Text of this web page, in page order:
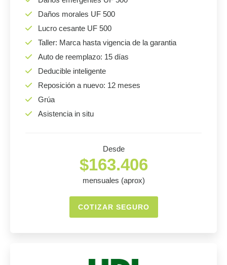
Daños morales UF 500
Lucro cesante UF 500
Taller: Marca hasta vigencia de la garantia
Auto de reemplazo: 15 días
Deducible inteligente
Reposición a nuevo: 12 meses
Grúa
Asistencia in situ
Desde
$163.406
mensuales (aprox)
COTIZAR SEGURO